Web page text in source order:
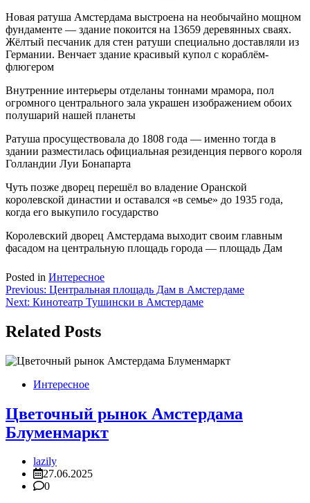
Новая ратуша Амстердама выстроена на необычайно мощном
фундаменте — здание покоится на 13659 деревянных сваях.
Жёлтый песчаник для стен ратуши специально доставляли из
Германии. Венчает здание красивый купол с кораблём-
флюгером
Внутренние интерьеры отделаны тоннами мрамора, пол
огромного центрального зала украшен изображением обоих
полушарий нашей планеты
Ратуша просуществовала до 1808 года — именно тогда в
здании разместилась официальная резиденция первого короля
Голландии Луи Бонапарта
Чуть позже дворец перешёл во владение Оранской
королевской династии и оставался «в семье» до 1935 года,
когда его выкупило государство
Королевский дворец Амстердама выходит своим главным
фасадом на центральную площадь города — площадь Дам
Posted in Интересное
Навигация
по
записям
Previous: Центральная площадь Дам в Амстердаме
Next: Кинотеатр Тушински в Амстердаме
Related Posts
Интересное
Цветочный рынок Амстердама
Блуменмаркт
lazily
27.06.2025
0